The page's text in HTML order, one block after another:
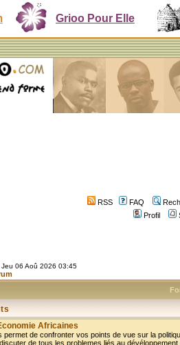
Grioo Pour Elle
RSS FAQ
Profil
06 Aoû 2026 03:45
Africaines
permet de confronter vos points de vue sur la
de tous les problemes liés au dévéloppement